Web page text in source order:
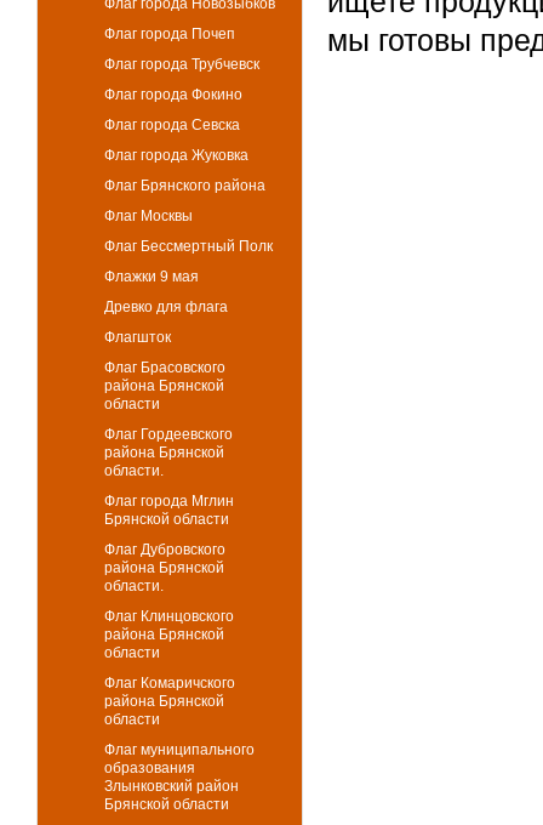
Флаг города Новозыбков
Флаг города Почеп
Флаг города Трубчевск
Флаг города Фокино
Флаг города Севска
Флаг города Жуковка
Флаг Брянского района
Флаг Москвы
Флаг Бессмертный Полк
Флажки 9 мая
Древко для флага
Флагшток
Флаг Брасовского
района Брянской
области
Флаг Гордеевского
района Брянской
области.
Флаг города Мглин
Брянской области
Флаг Дубровского
района Брянской
области.
Флаг Клинцовского
района Брянской
области
Флаг Комаричского
района Брянской
области
Флаг муниципального
образования
Злынковский район
Брянской области
мы готовы